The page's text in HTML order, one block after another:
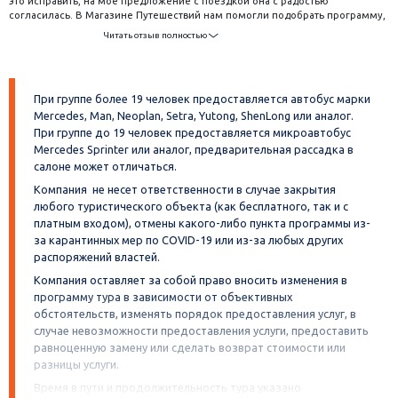
согласилась. В Магазине Путешествий нам помогли подобрать программу,
взглянула, хотя и бываю тут часто. Спасибо за организацию тура и за
шикарную экскурсионную программу!
Читать отзыв полностью
При группе более 19 человек предоставляется автобус марки
Mercedes, Man, Neoplan, Setra, Yutong, ShenLong или аналог.
При группе до 19 человек предоставляется микроавтобус
Mercedes Sprinter или аналог, предварительная рассадка в
салоне может отличаться.
Компания не несет ответственности в случае закрытия
любого туристического объекта (как бесплатного, так и с
платным входом), отмены какого-либо пункта программы из-
за карантинных мер по COVID-19 или из-за любых других
распоряжений властей.
Компания оставляет за собой право вносить изменения в
программу тура в зависимости от объективных
обстоятельств, изменять порядок предоставления услуг, в
случае невозможности предоставления услуги, предоставить
равноценную замену или сделать возврат стоимости или
разницы услуги.
Время в пути и продолжительность тура указано